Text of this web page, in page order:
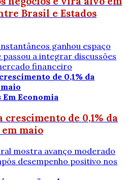
Brasil e Estados
ganhou espaço
a integrar discussões
financeiro
Em Economia
crescimento de 0,1% da
maio
mostra avanço moderado
desempenho positivo nos